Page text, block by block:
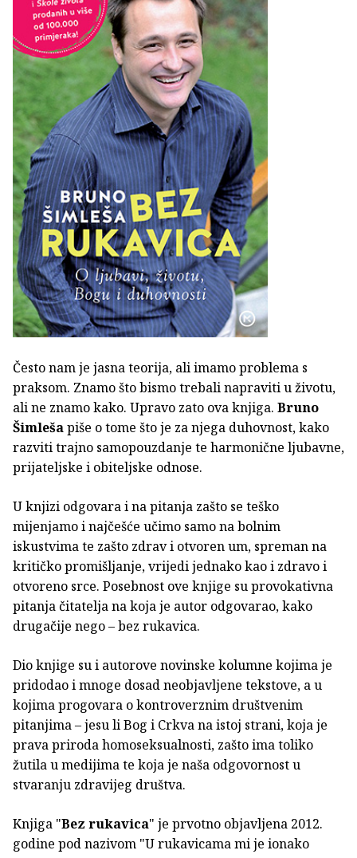
Često nam je jasna teorija, ali imamo problema s
praksom. Znamo što bismo trebali napraviti u životu,
ali ne znamo kako. Upravo zato ova knjiga. Bruno
Šimlešapiše o tome što je za njega duhovnost, kako
razviti trajno samopouzdanje te harmonične ljubavne,
prijateljske i obiteljske odnose.
U knjizi odgovara i na pitanja zašto se teško
mijenjamo i najčešće učimo samo na bolnim
iskustvima te zašto zdrav i otvoren um, spreman na
kritičko promišljanje, vrijedi jednako kao i zdravo i
otvoreno srce. Posebnost ove knjige su provokativna
pitanja čitatelja na koja je autor odgovarao, kako
drugačije nego – bez rukavica.
Dio knjige su i autorove novinske kolumne kojima je
pridodao i mnoge dosad neobjavljene tekstove, a u
kojima progovara o kontroverznim društvenim
pitanjima – jesu li Bog i Crkva na istoj strani, koja je
prava priroda homoseksualnosti, zašto ima toliko
žutila u medijima te koja je naša odgovornost u
stvaranju zdravijeg društva.
Knjiga "Bez rukavica" je prvotno objavljena 2012.
godine pod nazivom "U rukavicama mi je ionako